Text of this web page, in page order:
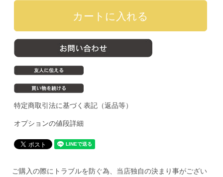
特定商取引法に基づく表記（返品等）
オプションの値段詳細
ご購入の際にトラブルを防ぐ為、当店独自の決まり事がござい